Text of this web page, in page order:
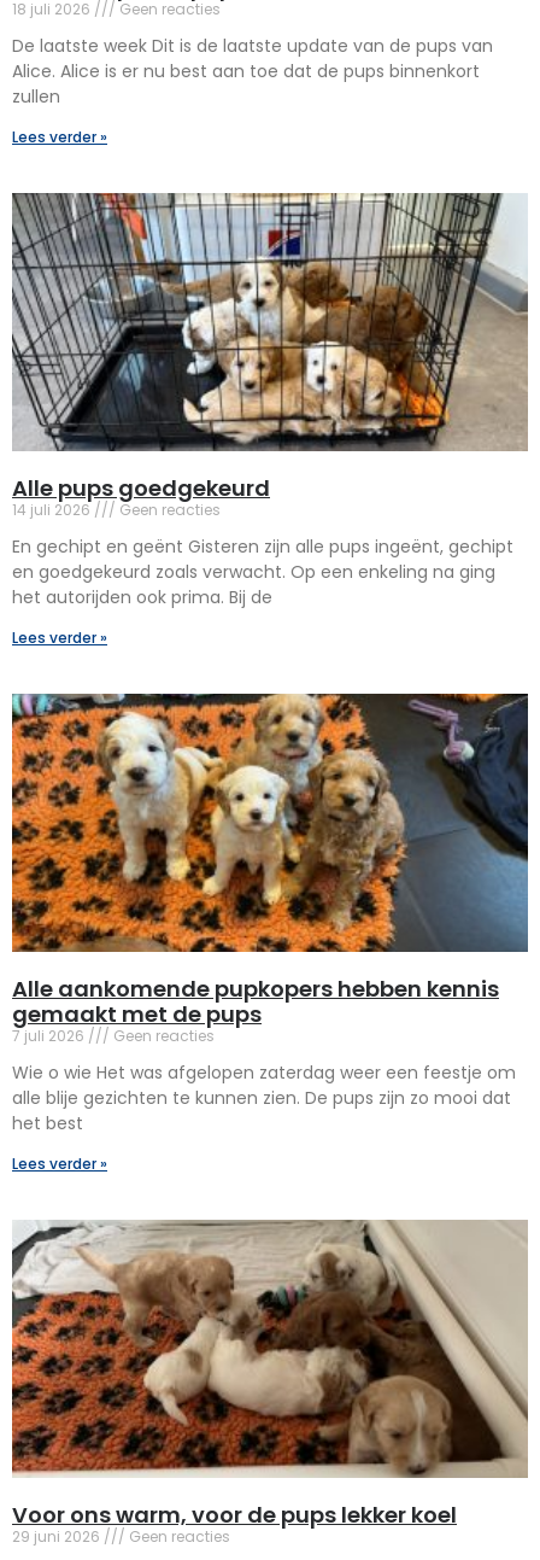
18 juli 2026 Geen reacties
De laatste week Dit is de laatste update van de pups van
Alice. Alice is er nu best aan toe dat de pups binnenkort
zullen
Lees verder »
Alle pups goedgekeurd
14 juli 2026 Geen reacties
En gechipt en geënt Gisteren zijn alle pups ingeënt, gechipt
en goedgekeurd zoals verwacht. Op een enkeling na ging
het autorijden ook prima. Bij de
Lees verder »
Alle aankomende pupkopers hebben kennis
gemaakt met de pups
7 juli 2026 Geen reacties
Wie o wie Het was afgelopen zaterdag weer een feestje om
alle blije gezichten te kunnen zien. De pups zijn zo mooi dat
het best
Lees verder »
Voor ons warm, voor de pups lekker koel
29 juni 2026 Geen reacties